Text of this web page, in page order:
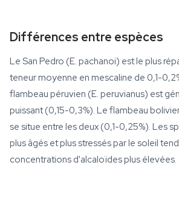
Différences entre espèces
Le San Pedro (E. pachanoi) est le plus
teneur moyenne en mescaline de 0,1-
flambeau péruvien (E. peruvianus) est
puissant (0,15-0,3%). Le flambeau
se situe entre les deux (0,1-0,25%). Les
plus âgés et plus stressés par le soleil
concentrations d'alcaloïdes plus élevées.